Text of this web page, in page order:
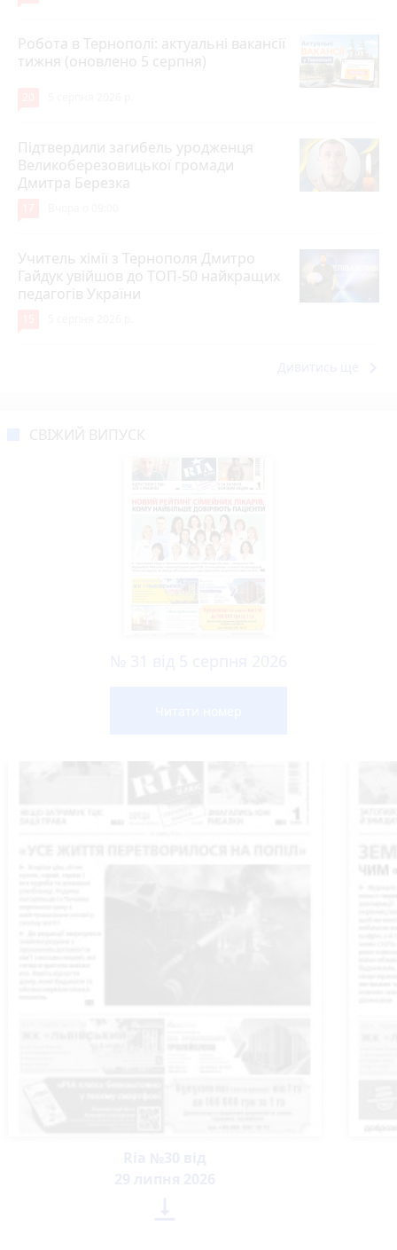
Робота в Тернополі: актуальні вакансії
тижня (оновлено 5 серпня)
Підтвердили загибель уродженця
Великоберезовицької громади
Дмитра Березка
Учитель хімії з Тернополя Дмитро
Гайдук увійшов до ТОП-50 найкращих
педагогів України